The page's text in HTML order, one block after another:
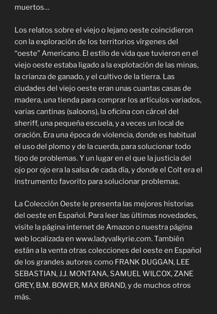
muertos…
Los relatos sobre el viejo o lejano oeste coincidieron
con la exploración de los territorios vírgenes del
“oeste” Americano. El estilo de vida que tuvieron en el
viejo oeste estaba ligado a la explotación de las minas,
la crianza de ganado, y el cultivo de la tierra. Las
ciudades del viejo oeste eran unas cuantas casas de
madera, una tienda para comprar los artículos variados,
varias cantinas (saloons), la oficina con cárcel del
sheriff, una pequeña escuela, y a veces un local de
oración. Era una época de violencia, donde es habitual
el uso del plomo y de la cuerda, para solucionar todo
tipo de problemas. Y un lugar en el que la justicia del
ojo por ojo era la salsa de cada día, y donde el Colt era el
instrumento favorito para solucionar problemas.
La Colección Oeste le presenta las mejores historias
del oeste en Español. Para leer las últimas novedades,
visite la página internet de Amazon o nuestra página
web localizada en www.ladyvalkyrie.com. También
están a la venta otras colecciones del oeste en Español
de los grandes autores como FRANK DUGGAN, LEE
SEBASTIAN, J.J. MONTANA, SAMUEL WILCOX, ZANE
GREY, B.M. BOWER, MAX BRAND, y de muchos otros
más.